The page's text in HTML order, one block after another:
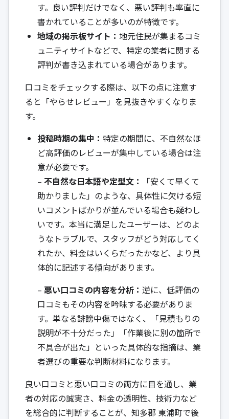
す。良い評判だけでなく、悪い評判も率直に
書かれていることが多いのが特徴です。
地域の掲示板サイト： 地元住民が集まるコミ
ュニティサイトなどで、特定の業者に関する
評判が書き込まれている場合があります。
口コミをチェックする際は、以下の点に注意す
ると「やらせレビュー」を見抜きやすくなりま
す。
投稿時期の集中： 特定の期間に、不自然なほ
ど高評価のレビューが集中している場合は注
意が必要です。
– 不自然な日本語や定型文：
「安くて早くて
助かりました」のような、具体性に欠ける短
いコメントばかりが並んでいる場合も疑わし
いです。本当に満足したユーザーは、どのよ
うなトラブルで、スタッフがどう対応してく
れたか、料金はいくらだったかなど、より具
体的に記述する傾向があります。
– 悪い口コミの内容を分析： 逆に、低評価の
口コミもその内容を吟味する必要がありま
す。単なる誹謗中傷ではなく、「見積もりの
説明が不十分だった」「作業後に別の箇所で
不具合が出た」といった具体的な指摘は、業
者選びの重要な判断材料になります。
良い口コミと悪い口コミの両方に目を通し、業
者の対応の誠実さ、料金の透明性、技術力など
を総合的に判断することが、知多郡 東浦町で後